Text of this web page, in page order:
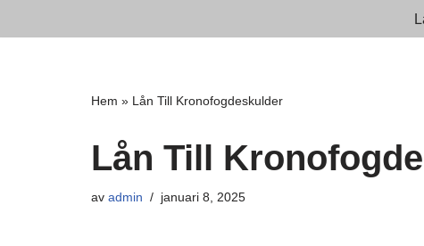
Hem » Lån Till Kronofogdeskulder
Lån Till
av admin januari 8, 2025